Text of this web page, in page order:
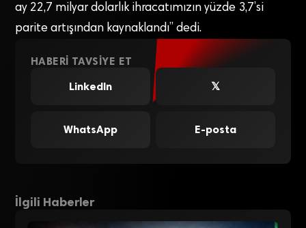
ay 22,7 milyar dolarlık ihracatımızın yüzde 3,7’si
parite artışından kaynaklandı” dedi.
HABERI TAVSIYE ET
LinkedIn
𝕏
WhatsApp E-posta
İlgili Haberler